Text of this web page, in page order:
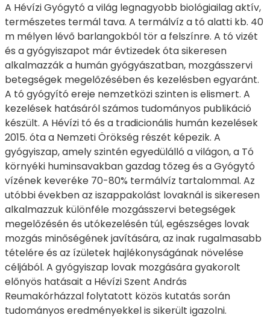
A Hévízi Gyógytó a világ legnagyobb biológiailag aktív,
természetes termál tava. A termálvíz a tó alatti kb. 40
m mélyen lévő barlangokból tör a felszínre. A tó vizét
és a gyógyiszapot már évtizedek óta sikeresen
alkalmazzák a humán gyógyászatban, mozgásszervi
betegségek megelőzésében és kezelésben egyaránt.
A tó gyógyító ereje nemzetközi szinten is elismert. A
kezelések hatásáról számos tudományos publikáció
készült. A Hévízi tó és a tradicionális humán kezelések
2015. óta a Nemzeti Örökség részét képezik. A
gyógyiszap, amely szintén egyedülálló a világon, a Tó
környéki huminsavakban gazdag tőzeg és a Gyógytó
vízének keveréke 70-80% termálvíz tartalommal. Az
utóbbi években az iszappakolást lovaknál is sikeresen
alkalmazzuk különféle mozgásszervi betegségek
megelőzésén és utókezelésén túl, egészséges lovak
mozgás minőségének javítására, az inak rugalmasabb
tételére és az ízületek hajlékonyságának növelése
céljából. A gyógyiszap lovak mozgására gyakorolt
előnyös hatásait a Hévízi Szent András
Reumakórházzal folytatott közös kutatás során
tudományos eredményekkel is sikerült igazolni.